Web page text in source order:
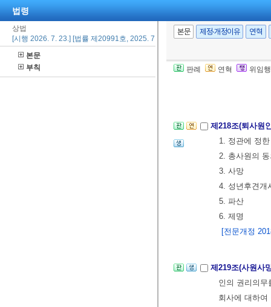
법령
상법
[시행 2026. 7. 23.] [법률 제20991호, 2025. 7. 22., 일부개정]
본문
부칙
본문 제정·개정이유 연혁
판례 연혁 위임
제4절 사원의
제217조(사원의
을 정한 때에
제218조(퇴사원
1. 정관에 정
2. 총사원의
3. 사망
4. 성년후견개
5. 파산
6. 제명
[전문개정
제219조(사원사
인의 권리의
회사에 대하